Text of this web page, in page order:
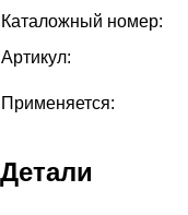
Каталожный номер:
Артикул:
Применяется:
Детали